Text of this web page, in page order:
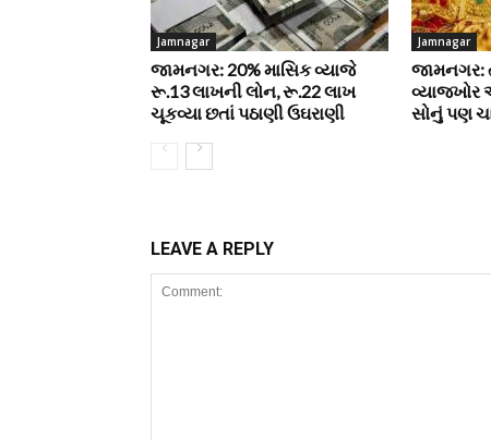
Jamnagar
જામનગર: 20% માસિક વ્યાજે
રૂ.13 લાખની લોન, રૂ.22 લાખ
ચૂકવ્યા છતાં પઠાણી ઉઘરાણી
Jamnagar
જામનગર:
વ્યાજખોર
સોનું પણ
LEAVE A REPLY